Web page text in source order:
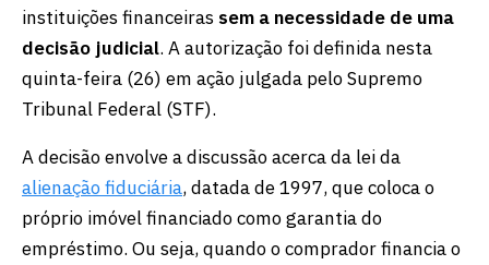
instituições financeiras sem a necessidade de uma
decisão judicial. A autorização foi definida nesta
quinta-feira (26) em ação julgada pelo Supremo
Tribunal Federal (STF).
A decisão envolve a discussão acerca da lei da
alienação fiduciária, datada de 1997, que coloca o
próprio imóvel financiado como garantia do
empréstimo. Ou seja, quando o comprador financia o